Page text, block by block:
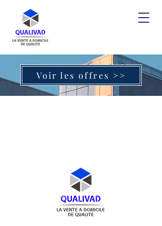
Voir les offres >>